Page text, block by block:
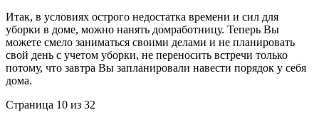
Итак, в условиях острого недостатка времени и сил для
уборки в доме, можно нанять домработницу. Теперь Вы
можете смело заниматься своими делами и не планировать
свой день с учетом уборки, не переносить встречи только
потому, что завтра Вы запланировали навести порядок у себя
дома.
Страница 10 из 32